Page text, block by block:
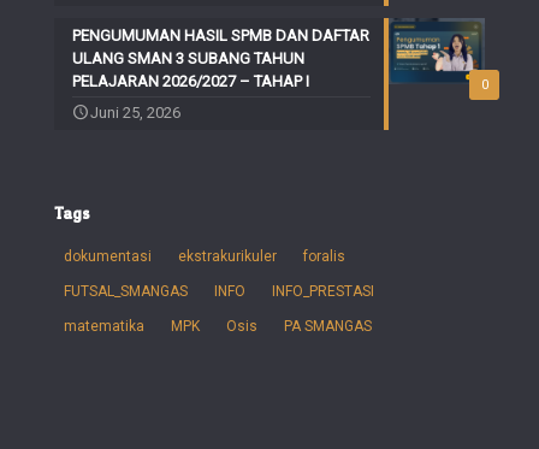
0
PENGUMUMAN HASIL SPMB DAN DAFTAR
ULANG SMAN 3 SUBANG TAHUN
PELAJARAN 2026/2027 – TAHAP I
Juni 25, 2026
Tags
dokumentasi ekstrakurikuler foralis
FUTSAL_SMANGAS INFO INFO_PRESTASI
matematika MPK Osis PA SMANGAS